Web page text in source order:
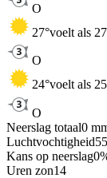
O
27°voelt als
O
24°voelt als
O
Neerslag totaal0
Luchtvochtigheid55
Kans op neerslag0
Uren zon14